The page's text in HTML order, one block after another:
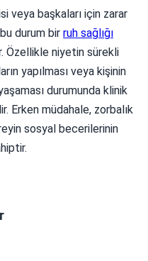
veya başkaları için zarar
durum bir ruh sağlığı
Özellikle niyetin sürekli
yapılması veya kişinin
durumunda klinik
Erken müdahale, zorbalık
sosyal becerilerinin